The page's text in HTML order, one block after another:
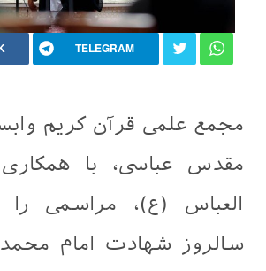
TELEGRAM
مجمع علمی قرآن کریم
مقدس عباسی، با
العباس (ع)، مراسمی
سالروز شهادت امام